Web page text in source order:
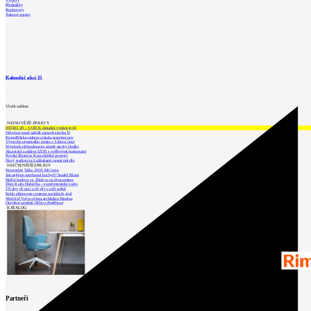
Přednášky
Rozhovory
Tiskové zprávy
Kalendář akcí 15
Vložit událost
NEJNOVĚJŠÍ ZPRÁVY
INTRO 30 – VODA: aktuální vydání je již
Odvolací soud nařídil zastavit stavbu Tr
Kroměřížská radnice získala stavební pov
Výstavba urgentního centra v Liberci ome
Nymburk přehodnocuje záměr stavby školky
Akustické zasklení IZOS s ověřenými hodnotami
Projekt Blueriot: Kancelářské prostory
Nový stadion za Lužánkami nesmí mít dle
NEJČTENĚJŠÍ ZPRÁVY
November Talks 2018: M.Corea
Jak nejlépe navrhnout kuchyň? Soutěž Blum
Hořící budova ve Zlíně se na dvou místec
Dům Karla Hubáčka – experimentální rodin
Tři dny, tři noci a tři vily v záři světel
Kolín připravuje centrum sociálních služ
World of Volvo očima architekta Martina
Otevření náměstí Jiřího z Poděbrad
KATALOG
Partneři